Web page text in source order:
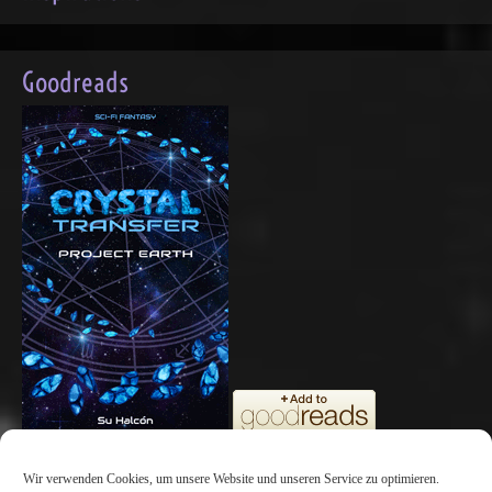
Wir verwenden Cookies, um unsere Website und unseren Service zu optimieren.
Goodreads